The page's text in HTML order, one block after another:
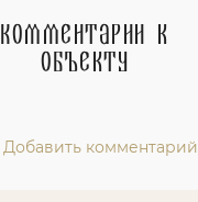
Комментарии к
объекту
Добавить комментарий